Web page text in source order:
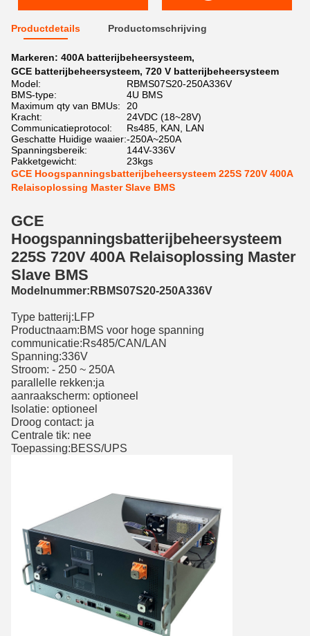
Productdetails Productomschrijving
Markeren: 400A batterijbeheersysteem,
GCE batterijbeheersysteem, 720 V batterijbeheersysteem
Model:
RBMS07S20-250A336V
BMS-type:
4U BMS
Maximum qty van BMUs:
20
Kracht:
24VDC (18~28V)
Communicatieprotocol:
Rs485, KAN, LAN
Geschatte Huidige waaier:-250A~250A
Spanningsbereik:
144V-336V
Pakketgewicht:
23kgs
GCE Hoogspanningsbatterijbeheersysteem 225S 720V 400A
Relaisoplossing Master Slave BMS
GCE
Hoogspanningsbatterijbeheersysteem
225S 720V 400A Relaisoplossing Master
Slave BMS
Modelnummer:RBMS07S20-250A336V
Type batterij:LFP
Productnaam:BMS voor hoge spanning
communicatie:Rs485/CAN/LAN
Spanning:336V
Stroom: - 250 ~ 250A
parallelle rekken:ja
aanraakscherm: optioneel
Isolatie: optioneel
Droog contact: ja
Centrale tik: nee
Toepassing:BESS/UPS